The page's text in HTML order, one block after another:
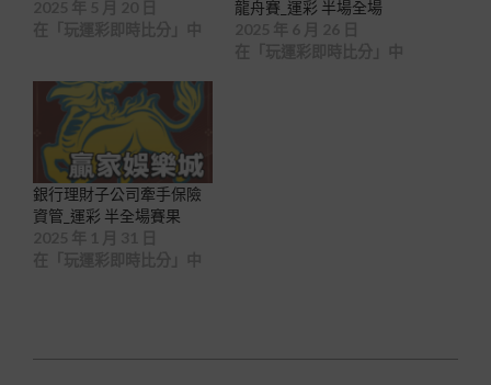
龍舟賽_運彩 半場全場
銀行理財子公司牽手保險
資管_運彩 半全場賽果